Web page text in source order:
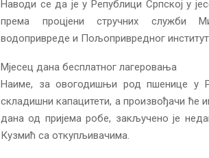
Наводи се да је у Републици Српској у
према процјени стручних служби
водопривреде и Пољопривредног
Мјесец дана бесплатног лагеровања
Наиме, за овогодишњи род пшенице у
складишни капацитети, а произвођачи ће
дана од пријема робе, закључено је
Кузмић са откупљивачима.